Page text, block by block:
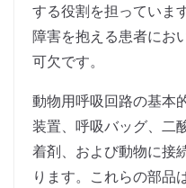
する役割を担っていま
障害を抱える患者にお
可欠です。
動物用呼吸回路の基本
装置、呼吸バッグ、二
着剤、および動物に接
ります。これらの部品